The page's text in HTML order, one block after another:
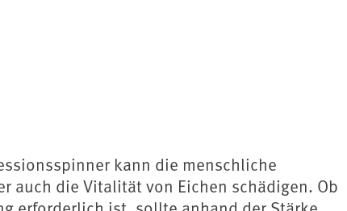
kann die menschliche
auch die Vitalität von Eichen schädigen. Ob